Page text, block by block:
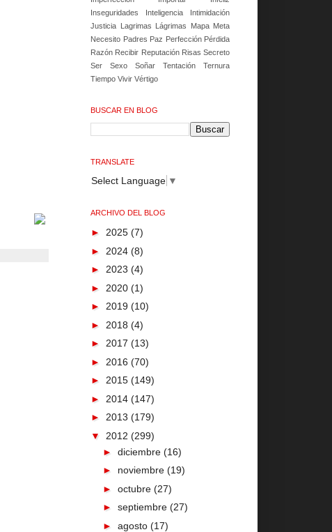
Inseguridades
Inteligencia
Intimidación
Justicia Lagrimas Lágrimas Mapa Meta
Necesito Padres Paz Perfección Pérdida
Razón Recibir Reputación Risas Secreto
Ser
Sexo Soñar Tentación
Ternura
Tiempo Vivir Vértigo
BUSCAR EN BLOG
TRANSLATE
Select Language ▼
ARCHIVO DEL BLOG
► 2025 (7)
► 2024 (8)
► 2023 (4)
► 2020 (1)
► 2019 (10)
► 2018 (4)
► 2017 (13)
► 2016 (70)
► 2015 (149)
► 2014 (147)
► 2013 (179)
▼ 2012 (299)
► diciembre (16)
► noviembre (19)
► octubre (27)
► septiembre (27)
► agosto (17)